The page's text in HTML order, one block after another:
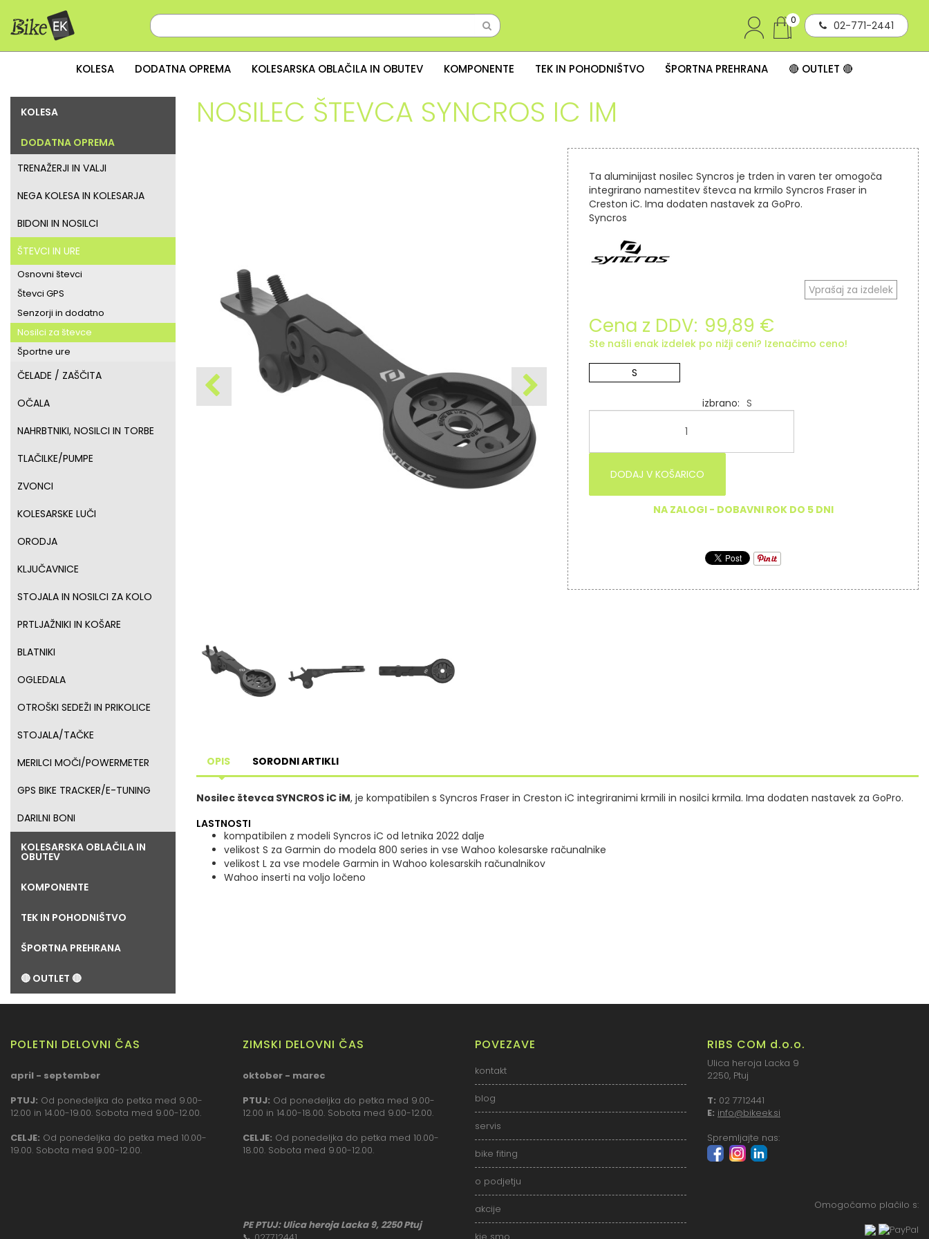
02-771-2441
0
KOLESA DODATNA OPREMA KOLESARSKA OBLAČILA IN OBUTEV KOMPONENTE TEK IN POHODNIŠTVO ŠPORTNA PREHRANA 🔴 OUTLET 🔴
KOLESA
DODATNA OPREMA
TRENAŽERJI IN VALJI
NEGA KOLESA IN KOLESARJA
BIDONI IN NOSILCI
ŠTEVCI IN URE
Osnovni števci
Števci GPS
Senzorji in dodatno
Nosilci za števce
Športne ure
ČELADE / ZAŠČITA
OČALA
NAHRBTNIKI, NOSILCI IN TORBE
TLAČILKE/PUMPE
ZVONCI
KOLESARSKE LUČI
ORODJA
KLJUČAVNICE
STOJALA IN NOSILCI ZA KOLO
PRTLJAŽNIKI IN KOŠARE
BLATNIKI
OGLEDALA
OTROŠKI SEDEŽI IN PRIKOLICE
STOJALA/TAČKE
MERILCI MOČI/POWERMETER
GPS BIKE TRACKER/E-TUNING
DARILNI BONI
KOLESARSKA OBLAČILA IN
OBUTEV
KOMPONENTE
TEK IN POHODNIŠTVO
ŠPORTNA PREHRANA
🔴 OUTLET 🔴
NOSILEC ŠTEVCA SYNCROS IC IM
Ta aluminijast nosilec Syncros je trden in varen ter omogoča
integrirano namestitev števca na krmilo Syncros Fraser in
Creston iC. Ima dodaten nastavek za GoPro.
Syncros
Vprašaj za izdelek
Cena z DDV: 99,89 €
Ste našli enak izdelek po nižji ceni? Izenačimo ceno!
S
izbrano S
DODAJ V KOŠARICO
NA ZALOGI - DOBAVNI ROK DO 5 DNI
OPIS SORODNI ARTIKLI
Nosilec števca SYNCROS iC iM, je kompatibilen s Syncros Fraser in Creston iC integriranimi krmili in nosilci krmila. Ima dodaten nastavek za GoPro.
LASTNOSTI
kompatibilen z modeli Syncros iC od letnika 2022 dalje
velikost S za Garmin do modela 800 series in vse Wahoo kolesarske računalnike
velikost L za vse modele Garmin in Wahoo kolesarskih računalnikov
Wahoo inserti na voljo ločeno
POLETNI DELOVNI ČAS
april - september
PTUJ: Od ponedeljka do petka med 9.00-
12.00 in 14.00-19.00. Sobota med 9.00-12.00.
CELJE: Od ponedeljka do petka med 10.00-
19.00. Sobota med 9.00-12.00.
ZIMSKI DELOVNI ČAS
oktober - marec
PTUJ: Od ponedeljka do petka med 9.00-
12.00 in 14.00-18.00. Sobota med 9.00-12.00.
CELJE: Od ponedeljka do petka med 10.00-
18.00. Sobota med 9.00-12.00.
PE PTUJ: Ulica heroja Lacka 9, 2250 Ptuj
POVEZAVE
kontakt
blog
servis
bike fiting
o podjetju
akcije
RIBS COM d.o.o.
Ulica heroja Lacka 9
2250, Ptuj
T: 02 7712441
E: info@bikeek.si
Spremljajte nas:
Omogočamo plačilo s: